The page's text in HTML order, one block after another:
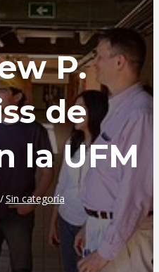
P.
de
la UFM
/Sin categoría